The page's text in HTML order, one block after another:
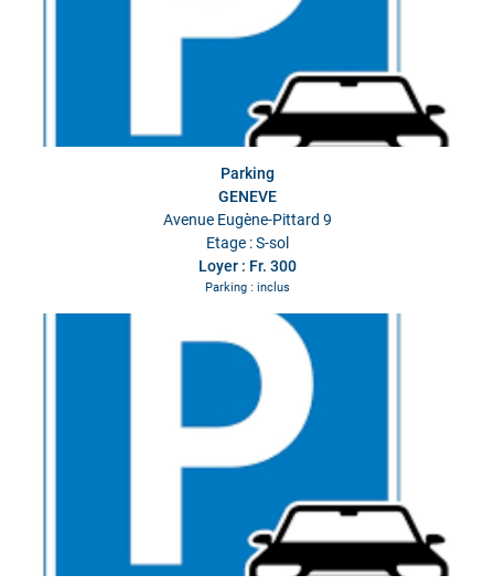
Parking
GENEVE
Avenue Eugène-Pittard 9
Etage : S-sol
Loyer : Fr. 300
Parking : inclus